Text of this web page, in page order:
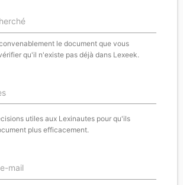
le document que vous
qu'il n'existe pas déjà dans Lexeek.
utiles aux Lexinautes pour qu'ils
plus efficacement.
mail